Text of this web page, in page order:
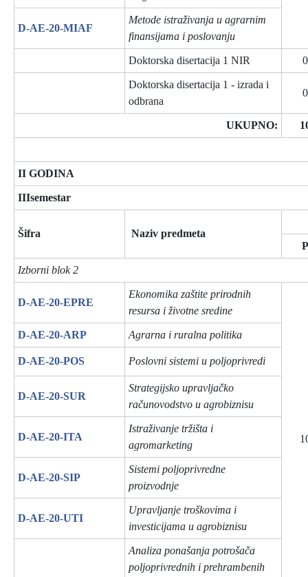
D-AE-20-MIAF
Metode istraživanja u agrarnim
finansijama i poslovanju
Doktorska disertacija 1 NIR 0
Doktorska disertacija 1 - izrada i
odbrana
0
UKUPNO:
II GODINA
IIIsemestar
Šifra
Naziv predmeta
P
Izborni blok 2
D-AE-20-EPRE
Ekonomika zaštite prirodnih
resursa i životne sredine
D-AE-20-ARP Agrarna i ruralna politika
D-AE-20-POS Poslovni sistemi u poljoprivredi
D-AE-20-SUR
Strategijsko upravljačko
računovodstvo u agrobiznisu
D-AE-20-ITA
Istraživanje tržišta i
agromarketing
D-AE-20-SIP
Sistemi poljoprivredne
proizvodnje
D-AE-20-UTI
Upravljanje troškovima i
investicijama u agrobiznisu
Analiza ponašanja potrošača
poljoprivrednih i prehrambenih